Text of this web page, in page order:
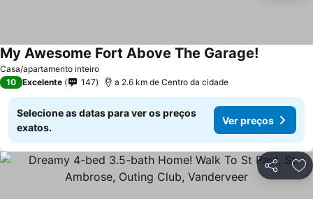
Casa/apartamento inteiro
My Awesome Fort Above The Garage!
10 Excelente 147 a 2.6 km de Centro da cidade
Selecione as datas para ver os preços
exatos.
Ver preços
Partilhar